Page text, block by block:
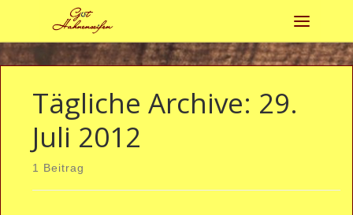
Zum Inhalt springen
Tägliche Archive: 29.
Juli 2012
1 Beitrag